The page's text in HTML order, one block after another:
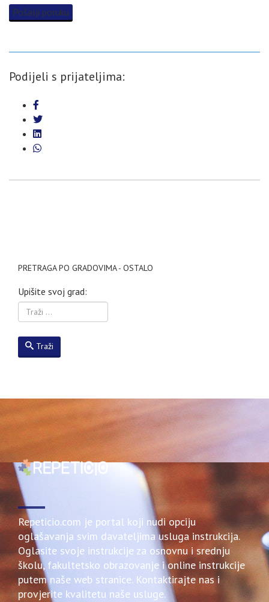
Pošalji poruku
Podijeli s prijateljima:
PRETRAGA PO GRADOVIMA - OSTALO
Upišite svoj grad:
Traži
Repeticio.com je portal koji nudi opciju
oglašavanja svim davateljima usluga instrukcija.
Oglasite svoje instrukcije za osnovnu i srednju
školu, fakultetsko obrazovanje i online instrukcije
putem naše web stranice. Kontaktirajte nas i
provjerite kvalitetu naše usluge.